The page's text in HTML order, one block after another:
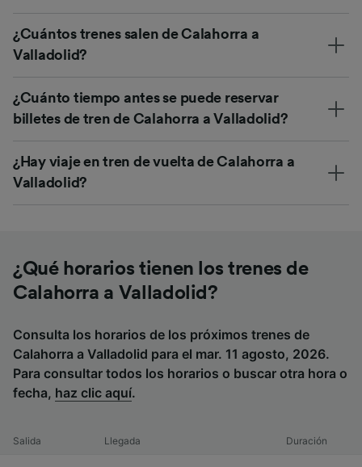
¿Cuántos trenes salen de Calahorra a
Valladolid?
¿Cuánto tiempo antes se puede reservar
billetes de tren de Calahorra a Valladolid?
¿Hay viaje en tren de vuelta de Calahorra a
Valladolid?
¿Qué horarios tienen los trenes de
Calahorra a Valladolid?
Consulta los horarios de los próximos trenes de
Calahorra a Valladolid para el mar. 11 agosto, 2026.
Para consultar todos los horarios o buscar otra hora o
fecha, haz clic aquí.
Salida Llegada Duración